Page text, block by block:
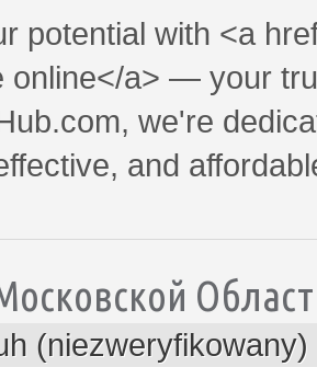
potential with <a
online</a> — your
we're
and
(niezweryfikowany)